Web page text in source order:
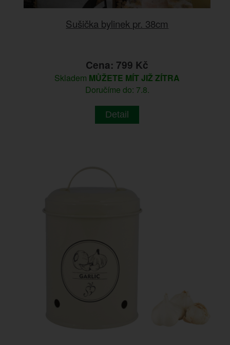
Sušička bylinek pr. 38cm
Cena: 799 Kč
Skladem MŮŽETE MÍT JIŽ ZÍTRA
Doručíme do: 7.8.
Detail